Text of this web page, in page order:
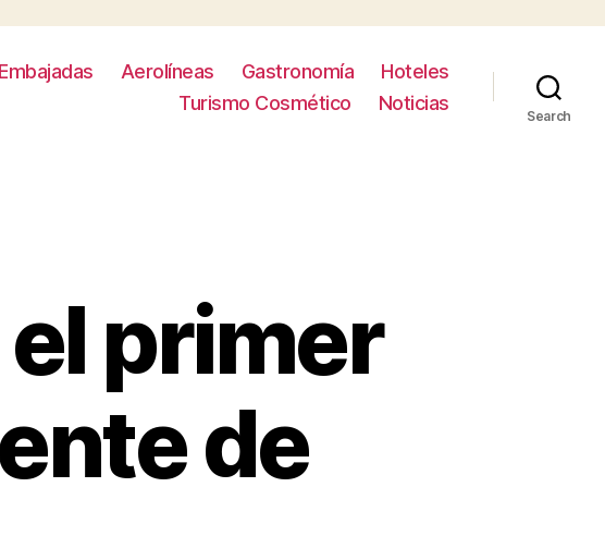
Aerolíneas Gastronomía
Hoteles
Turismo Cosmético
Noticias
Search
primer
de